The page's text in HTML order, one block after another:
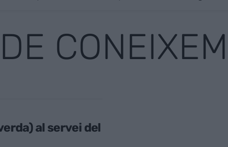
al servei del